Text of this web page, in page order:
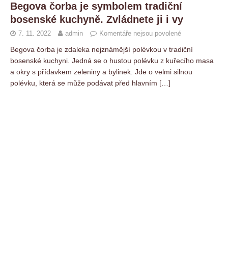
Begova čorba je symbolem tradiční
bosenské kuchyně. Zvládnete ji i vy
7. 11. 2022 admin Komentáře nejsou povolené
Begova čorba je zdaleka nejznámější polévkou v tradiční
bosenské kuchyni. Jedná se o hustou polévku z kuřecího masa
a okry s přídavkem zeleniny a bylinek. Jde o velmi silnou
polévku, která se může podávat před hlavním […]